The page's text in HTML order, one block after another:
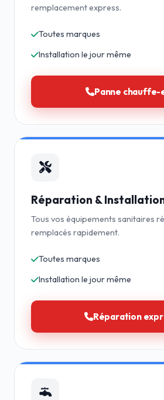
remplacement express.
Toutes marques
Installation le jour même
Panne chauffe-
Réparation &
Tous vos équipements sanitaires
remplacés rapidement.
Toutes marques
Installation le jour même
Réparation